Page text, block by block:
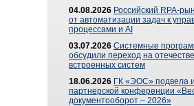
04.08.2026 Российский RPA-
от автоматизации задач к
процессами и AI
03.07.2026 Системные
обсудили переход на
встроенных систем
18.06.2026 ГК «ЭОС» подвела
партнерской конференции
документооборот – 2026»